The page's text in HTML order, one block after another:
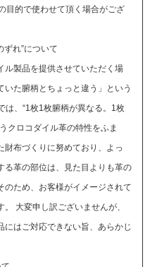
目的で使わせて頂く場合がござ
ずれ”について
ル製品を提供させていただく場
た腑柄とちょっと違う」という
は、“1枚1枚腑柄が異なる。1枚
クロコダイル革の特性をふま
財布づくりに努めており、よっ
る革の部位は、見た目よりも革の
のため、お客様がイメージされて
大変申し訳ございませんが、
にはご対応できない旨、あらかじ